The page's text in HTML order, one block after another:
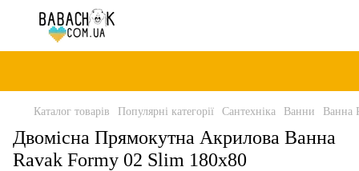
Каталог товарів Популярні категорії Сантехніка Ванни Ванна
Двомісна Прямокутна Акрилова Ванна
Ravak Formy 02 Slim 180x80